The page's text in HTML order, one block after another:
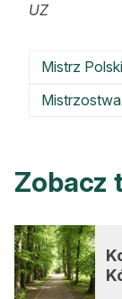
UZ
Mistrz Polski
Zobacz